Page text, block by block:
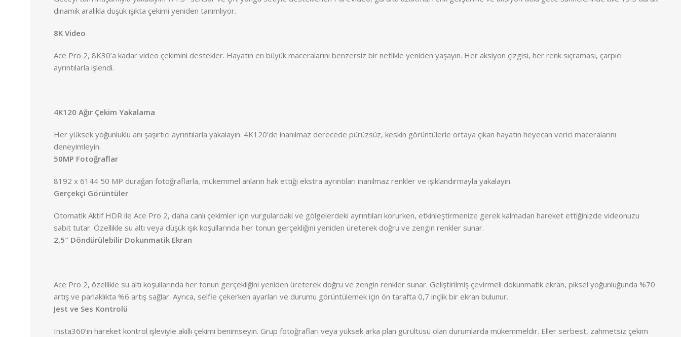
dinamik aralıkla düşük ışıkta çekimi yeniden tanımlıyor.
8K Video
Ace Pro 2, 8K30’a kadar video çekimini destekler. Hayatın en büyük maceralarını benzersiz bir netlikle yeniden yaşayın. Her aksiyon çizgisi, her renk sıçraması, çarpıcı
ayrıntılarla işlendi.
4K120 Ağır Çekim Yakalama
Her yüksek yoğunluklu anı şaşırtıcı ayrıntılarla yakalayın. 4K120’de inanılmaz derecede pürüzsüz, keskin görüntülerle ortaya çıkan hayatın heyecan verici maceralarını
deneyimleyin.
50MP Fotoğraflar
8192 x 6144 50 MP durağan fotoğraflarla, mükemmel anların hak ettiği ekstra ayrıntıları inanılmaz renkler ve ışıklandırmayla yakalayın.
Gerçekçi Görüntüler
Otomatik Aktif HDR ile Ace Pro 2, daha canlı çekimler için vurgulardaki ve gölgelerdeki ayrıntıları korurken, etkinleştirmenize gerek kalmadan hareket ettiğinizde videonuzu
sabit tutar. Özellikle su altı veya düşük ışık koşullarında her tonun gerçekliğini yeniden üreterek doğru ve zengin renkler sunar.
2,5″ Döndürülebilir Dokunmatik Ekran
Ace Pro 2, özellikle su altı koşullarında her tonun gerçekliğini yeniden üreterek doğru ve zengin renkler sunar. Geliştirilmiş çevirmeli dokunmatik ekran, piksel yoğunluğunda %70
artış ve parlaklıkta %6 artış sağlar. Ayrıca, selfie çekerken ayarları ve durumu görüntülemek için ön tarafta 0,7 inçlik bir ekran bulunur.
Jest ve Ses Kontrolü
Insta360’ın hareket kontrol işleviyle akıllı çekimi benimseyin. Grup fotoğrafları veya yüksek arka plan gürültüsü olan durumlarda mükemmeldir. Eller serbest, zahmetsiz çekim